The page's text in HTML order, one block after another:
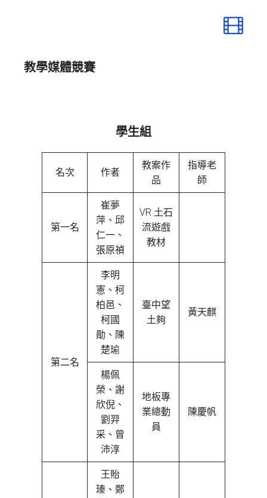
教學媒體競賽
學生組
名次 作者
教案作
品
指導老
師
第一名
崔夢
萍、邱
仁一、
張原禎
VR 土石
流遊戲
教材
第二名
李明
憲、柯
柏邑、
柯國
勛、陳
楚瑜
臺中望
土夠
黃天麒
楊佩
榮、謝
欣倪、
劉羿
采、曾
沛淳
地板專
業總動
員
陳慶帆
王貽
瑧、鄭